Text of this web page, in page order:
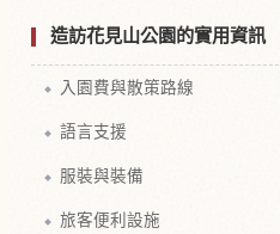
造訪花見山公園的實用資訊
入園費與散策路線
語言支援
服裝與裝備
旅客便利設施